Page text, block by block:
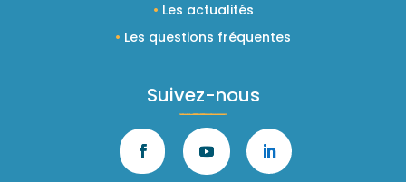
• Les actualités
• Les questions fréquentes
Suivez-nous